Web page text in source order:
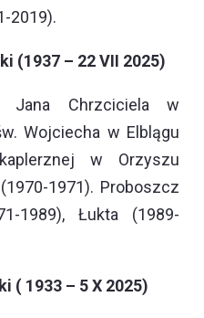
2019).
(1937 – 22 VII 2025)
Jana Chrzciciela w
Wojciecha w Elblągu
w Orzyszu
1971). Proboszcz
1989), Łukta (1989-
( 1933 – 5 X 2025)